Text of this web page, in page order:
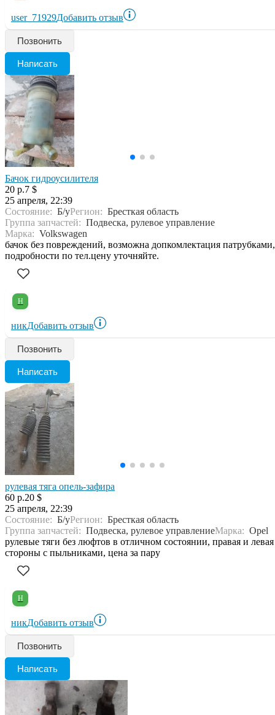
user_71929Добавить отзыв
Позвонить
Написать
Бачок гидроусилителя
20 р.7 $
25 апреля, 22:39
Состояние: Б/уРегион: Бресткая область
Группа запчастей: Подвеска, рулевое управление
Марка: Volkswagen
бачок без повреждений, возможна допкомлектация патрубками,
подробности по тел.цену уточняйте.
Н
никДобавить отзыв
Позвонить
Написать
рулевая тяга опель-зафира
60 р.20 $
25 апреля, 22:39
Состояние: Б/уРегион: Бресткая область
Группа запчастей: Подвеска, рулевое управлениеМарка: Opel
рулевые тяги без люфтов в отличном состоянии, правая и левая
стороны с пыльниками, цена за пару
Н
никДобавить отзыв
Позвонить
Написать